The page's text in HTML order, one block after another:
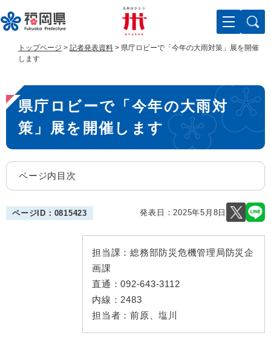
ー
ジ
す
。
ニ
ュ
し
て
へ
トップページ > 記者発表資料 > 県庁ロビーで「今年の大雨対策」展を開催
します
本
文
県庁ロビーで「今年の大雨対
策」展を開催します
ページ内目次
ページID：0815423 発表日：2025年5月8日
担当課： 総務部防災危機管理局防災企
画課
直通：092-643-3112
内線： 2483
担当者： 前原、塩川